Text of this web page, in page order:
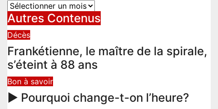
Archives
Autres Contenus
Décès
Frankétienne, le maître de la spirale,
s’éteint à 88 ans
Bon à savoir
► Pourquoi change-t-on l’heure?